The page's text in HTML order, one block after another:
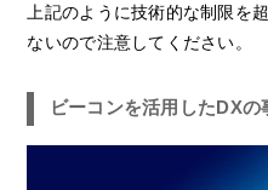
上記のように技術的な制限を
ないので注意してください。
ビーコンを活用したDXの